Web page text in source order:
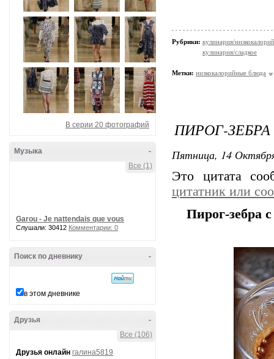
В серии 20 фотографий
-
Музыка
Все (1)
Garou - Je nattendais que vous
Слушали: 30412 Комментарии: 0
-
Поиск по дневнику
в этом дневнике
-
Друзья
Все (106)
Друзья онлайн галина5819
Рубрики: кулинария/
кулинария/сладкое
Метки: низкокалорийные блюда
ПИРОГ-
Пятница, 14
Это цитата
цитатник или
Пирог-зебра